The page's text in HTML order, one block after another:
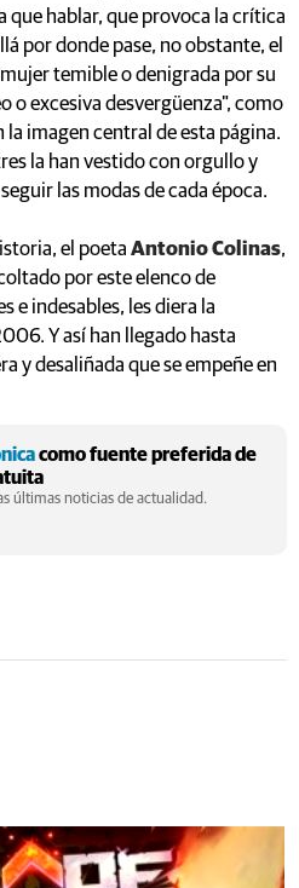
que hablar, que provoca la crítica
por donde pase, no obstante, el
temible o denigrada por su
o excesiva desvergüenza", como
la imagen central de esta página.
la han vestido con orgullo y
las modas de cada época.
el poeta Antonio Colinas,
por este elenco de
e indesables, les diera la
Y así han llegado hasta
y desaliñada que se empeñe en
como fuente preferida de
últimas noticias de actualidad.